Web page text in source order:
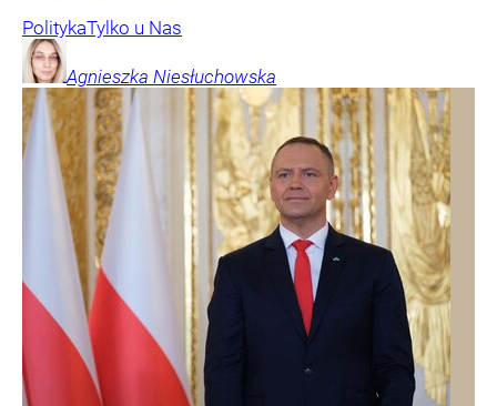
PolitykaTylko u Nas
Agnieszka Niesłuchowska